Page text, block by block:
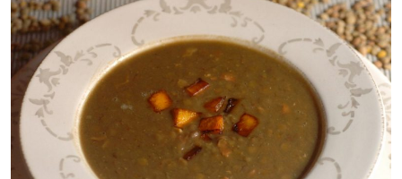
cocina simple puede alimentar el cuerpo y
también el alma.